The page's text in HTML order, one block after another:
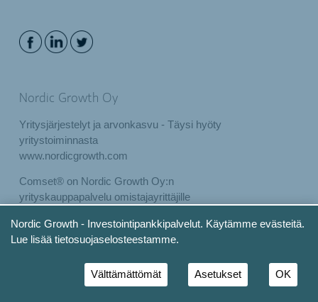
Nordic Growth - Investointipankkipalvelut. Käytämme evästeitä.
Lue lisää tietosuojaselosteestamme.
Välttämättömät Asetukset OK
Nordic Growth Oy
Yritysjärjestelyt ja arvonkasvu - Täysi hyöty
yritystoiminnasta
www.nordicgrowth.com
Comset® on Nordic Growth Oy:n
yrityskauppapalvelu omistajayrittäjille